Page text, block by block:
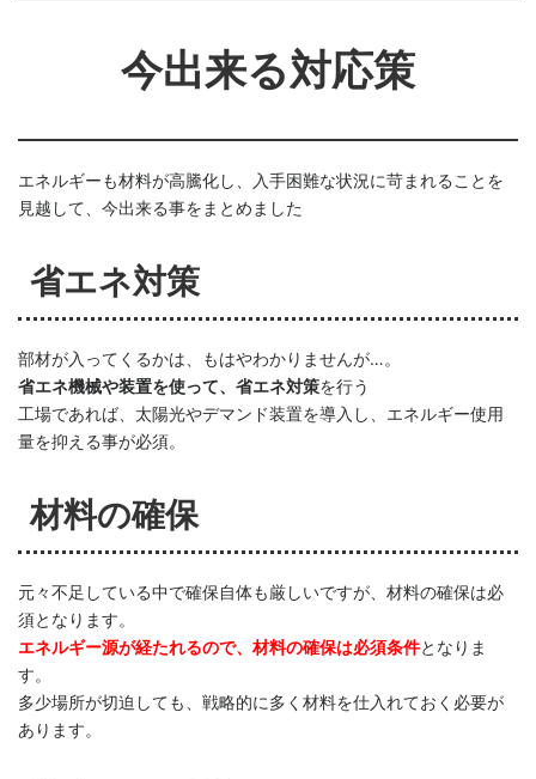
今出来る対応策
エネルギーも材料が高騰化し、入手困難な状況に苛まれることを
見越して、今出来る事をまとめました
省エネ対策
部材が入ってくるかは、もはやわかりませんが…。
省エネ機械や装置を使って、省エネ対策を行う
工場であれば、太陽光やデマンド装置を導入し、エネルギー使用
量を抑える事が必須。
材料の確保
元々不足している中で確保自体も厳しいですが、材料の確保は必
須となります。
エネルギー源が経たれるので、材料の確保は必須条件となりま
す。
多少場所が切迫しても、戦略的に多く材料を仕入れておく必要が
あります。